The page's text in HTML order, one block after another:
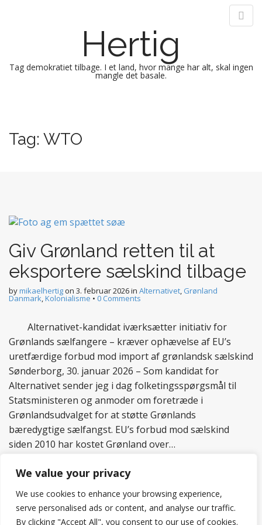
We value your privacy
We use cookies to enhance your browsing experience,
serve personalised ads or content, and analyse our traffic.
By clicking "Accept All", you consent to our use of cookies.
Hertig
Tag demokratiet tilbage. I et land, hvor mange har alt, skal ingen
mangle det basale.
i
n
p
t
e
t
Tag: WTO
Giv Grønland retten til at
eksportere sælskind tilbage
bymikaelhertigon 3. februar 2026in Alternativet, Grønland
Danmark,Kolonialisme • 0 Comments
Alternativet-kandidat iværksætter initiativ for
Grønlands sælfangere – kræver ophævelse af EU’s
uretfærdige forbud mod import af grønlandsk sælskind
Sønderborg, 30. januar 2026 – Som kandidat for
Alternativet sender jeg i dag folketingsspørgsmål til
Statsministeren og anmoder om foretræde i
Grønlandsudvalget for at støtte Grønlands
bæredygtige sælfangst. EU’s forbud mod sælskind
siden 2010 har kostet Grønland over…
Read more